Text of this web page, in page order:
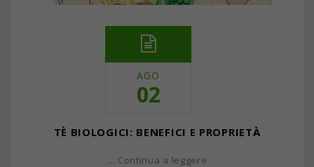
AGO
02
TÈ BIOLOGICI: BENEFICI E PROPRIETÀ
… Continua a leggere